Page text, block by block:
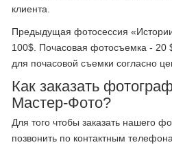
клиента.
Предыдущая фотосессия
100$. Почасовая фотосъемка - 20
для почасовой съемки согласно
Как заказать
Мастер-Фото?
Для того чтобы заказать нашего
позвонить по контактным